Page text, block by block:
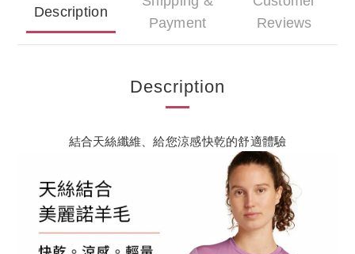
Description
Payment
Reviews
Description
結合天絲纖維、給您涼感快乾的舒適體驗